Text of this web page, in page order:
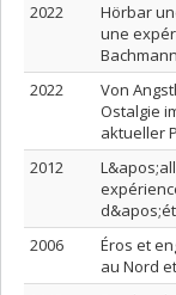
2022
Hörbar
une
Bachmann
2022
Von
Ostalgie
aktueller
2012
2006
Éros et
au Nord